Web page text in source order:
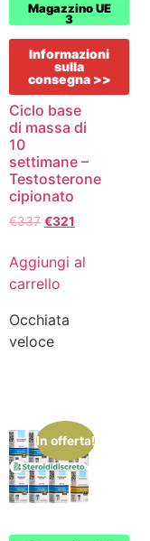
Magazzino UE
3
Informazioni
sulla
consegna >>
Ciclo base
di massa di
10
settimane –
Testosterone
cipionato
€337 €321
Aggiungi al
carrello
Occhiata
veloce
In offerta!